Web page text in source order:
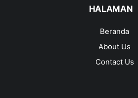
HALAMAN
Beranda
About Us
Contact Us